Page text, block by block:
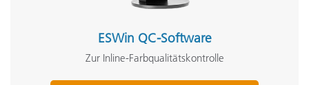
ESWin QC-Software
Zur Inline-Farbqualitätskontrolle